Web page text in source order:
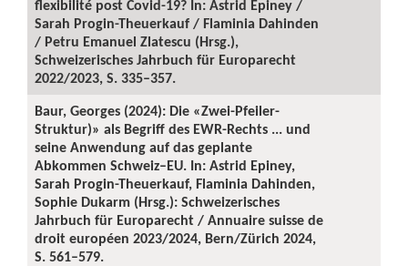
flexibilité post Covid-19? In: Astrid Epiney /
Sarah Progin-Theuerkauf / Flaminia Dahinden
/ Petru Emanuel Zlatescu (Hrsg.),
Schweizerisches Jahrbuch für Europarecht
2022/2023, S. 335–357.
Baur, Georges (2024): Die «Zwei-Pfeiler-
Struktur)» als Begriff des EWR-Rechts ... und
seine Anwendung auf das geplante
Abkommen Schweiz–EU. In: Astrid Epiney,
Sarah Progin-Theuerkauf, Flaminia Dahinden,
Sophie Dukarm (Hrsg.): Schweizerisches
Jahrbuch für Europarecht / Annuaire suisse de
droit européen 2023/2024, Bern/Zürich 2024,
S. 561–579.